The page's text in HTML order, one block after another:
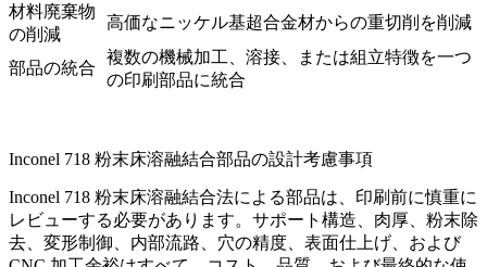
材料廃棄物
の削減
高価なニッケル基超合金材からの重切削を削減
部品の統合
複数の機械加工、溶接、または組立特徴を一つ
の印刷部品に統合
Inconel 718 粉末床溶融結合部品の設計考慮事項
Inconel 718 粉末床溶融結合法による部品は、印刷前に慎重に
レビューする必要があります。サポート構造、肉厚、粉末除
去、変形制御、内部流路、穴の精度、表面仕上げ、および